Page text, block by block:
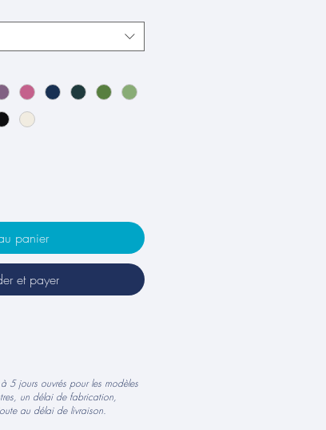
panier
et payer
5 jours ouvrés pour les modèles
un délai de fabrication,
au délai de livraison.